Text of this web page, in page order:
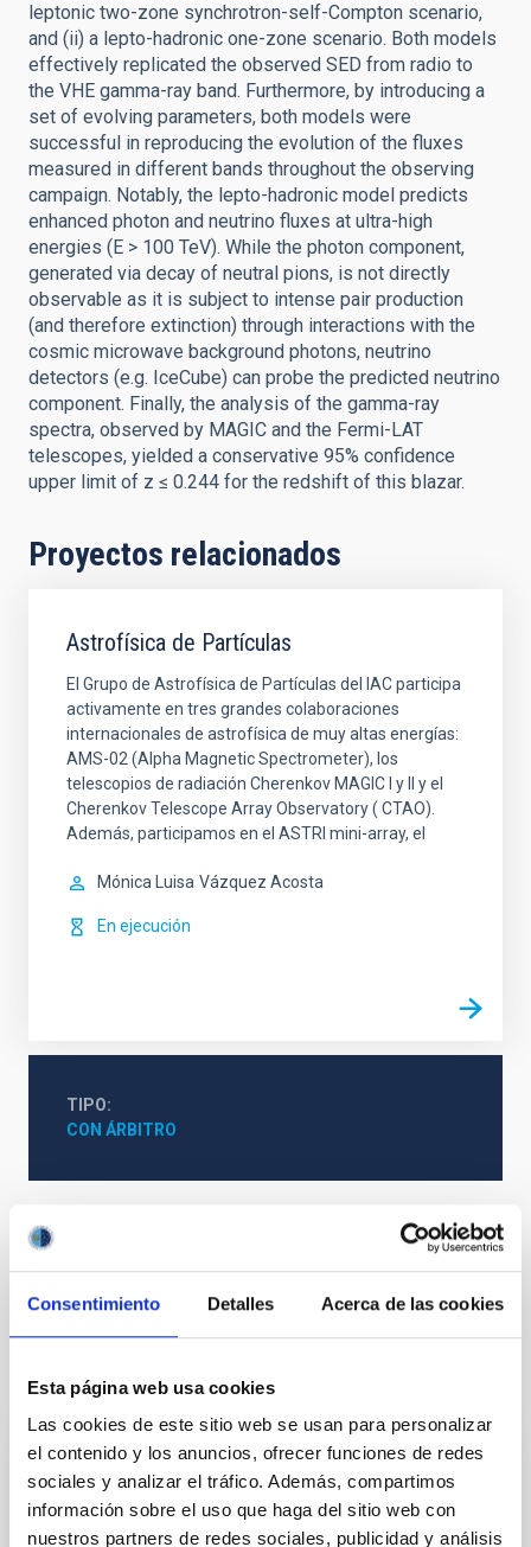
Consentimiento Detalles Acerca de las cookies
Esta página web usa cookies
Las cookies de este sitio web se usan para personalizar
el contenido y los anuncios, ofrecer funciones de redes
sociales y analizar el tráfico. Además, compartimos
información sobre el uso que haga del sitio web con
nuestros partners de redes sociales, publicidad y análisis
leptonic two-zone synchrotron-self-Compton scenario,
and (ii) a lepto-hadronic one-zone scenario. Both models
effectively replicated the observed SED from radio to
the VHE gamma-ray band. Furthermore, by introducing a
set of evolving parameters, both models were
successful in reproducing the evolution of the fluxes
measured in different bands throughout the observing
campaign. Notably, the lepto-hadronic model predicts
enhanced photon and neutrino fluxes at ultra-high
energies (E > 100 TeV). While the photon component,
generated via decay of neutral pions, is not directly
observable as it is subject to intense pair production
(and therefore extinction) through interactions with the
cosmic microwave background photons, neutrino
detectors (e.g. IceCube) can probe the predicted neutrino
component. Finally, the analysis of the gamma-ray
spectra, observed by MAGIC and the Fermi-LAT
telescopes, yielded a conservative 95% confidence
upper limit of z ≤ 0.244 for the redshift of this blazar.
Proyectos relacionados
Astrofísica de Partículas
El Grupo de Astrofísica de Partículas del IAC participa
activamente en tres grandes colaboraciones
internacionales de astrofísica de muy altas energías:
AMS-02 (Alpha Magnetic Spectrometer), los
telescopios de radiación Cherenkov MAGIC I y II y el
Cherenkov Telescope Array Observatory ( CTAO).
Además, participamos en el ASTRI mini-array, el
Mónica Luisa Vázquez Acosta
En ejecución
TIPO
CON ÁRBITRO
Cosmología y Astropartículas (CYA)
Galaxias
Objetos BL Lacertae Rayos gamma
Te puede interesar
CON ÁRBITRO
Magnetic Field Alignment with Dense
Cores in the Transition between Cloud and